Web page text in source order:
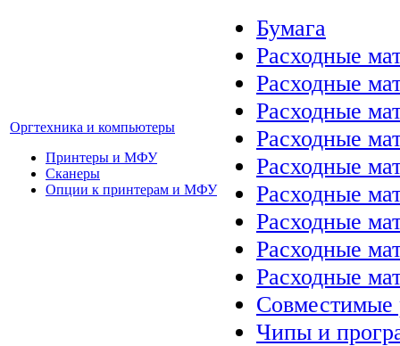
Оргтехника и компьютеры
Принтеры и МФУ
Сканеры
Опции к принтерам и МФУ
Бумага
Расходные
Расходные
Расходные
Расходные
Расходные
Расходные
Расходные
Расходные
Расходные
Совместимые
Чипы и